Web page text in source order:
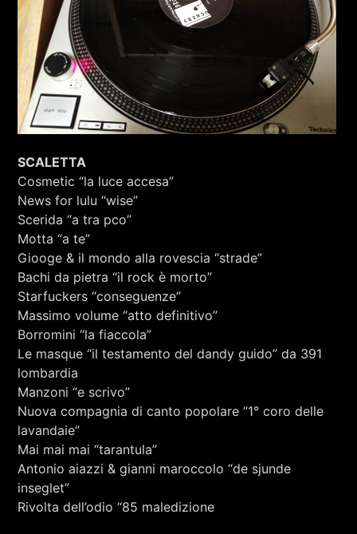
+393401974468
Sostieni Radio Città Aperta
SCALETTA
Cosmetic “la luce accesa”
News for lulu “wise”
Scerida “a tra pco”
Motta “a te”
Giooge & il mondo alla rovescia “strade”
Bachi da pietra “il rock è morto”
Starfuckers “conseguenze”
Massimo volume “atto definitivo”
Borromini “la fiaccola”
Le masque “il testamento del dandy guido” da 391
lombardia
Manzoni “e scrivo”
Nuova compagnia di canto popolare “1° coro delle
lavandaie”
Mai mai mai “tarantula”
Antonio aiazzi & gianni maroccolo “de sjunde
inseglet”
Rivolta dell’odio “85 maledizione